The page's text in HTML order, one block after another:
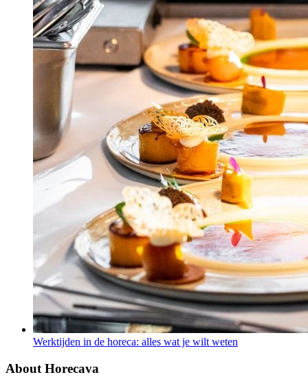
Werktijden in de horeca: alles wat je wilt weten
About Horecava